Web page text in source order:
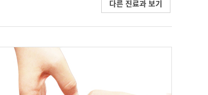
다른 진료과 보기